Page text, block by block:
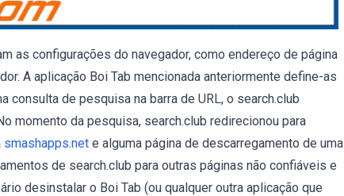
as configurações do navegador, como endereço de página
A aplicação Boi Tab mencionada anteriormente define-as
consulta de pesquisa na barra de URL, o search.club
momento da pesquisa, search.club redirecionou para
smashapps.net e alguma página de descarregamento de uma
de search.club para outras páginas não confiáveis e
desinstalar o Boi Tab (ou qualquer outra aplicação que